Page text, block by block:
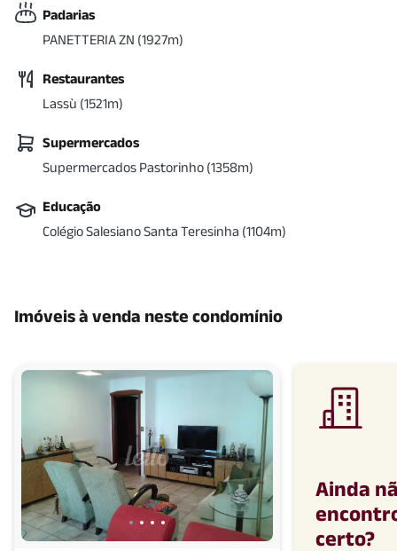
Padarias
PANETTERIA ZN (1927m)
Restaurantes
Lassù (1521m)
Supermercados
Supermercados Pastorinho (1358m)
Educação
Colégio Salesiano Santa Teresinha (1104m)
Imóveis à venda neste condomínio
Ainda
certo?